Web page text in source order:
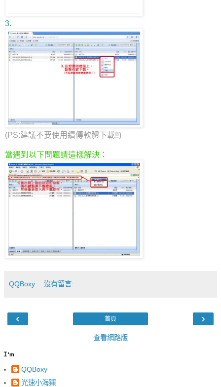
3.
(PS:建議不要使用續傳軟體下載!!)
當遇到以下問題請這樣解決：
QQBoxy 沒有留言:
‹ ›
首頁
查看網路版
Ｉ'm
QQBoxy
光速小海獺